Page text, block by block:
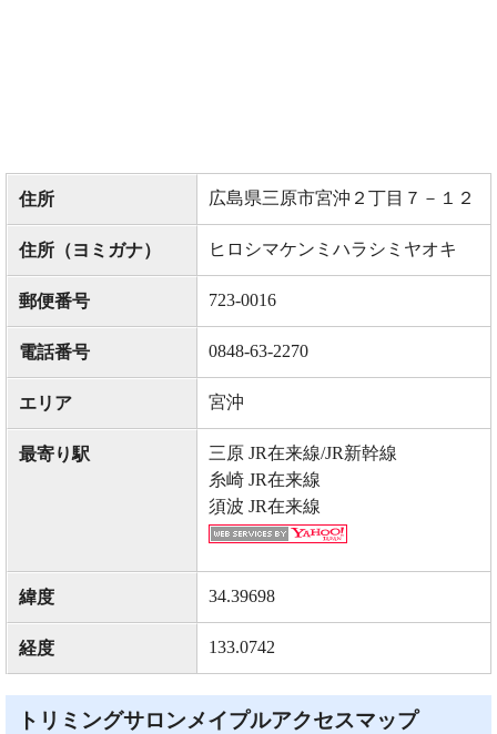
住所 広島県三原市宮沖２丁目７－１２
住所（ヨミガナ） ヒロシマケンミハラシミヤオキ
郵便番号 723-0016
電話番号 0848-63-2270
エリア 宮沖
最寄り駅
三原 JR在来線/JR新幹線
糸崎 JR在来線
須波 JR在来線
緯度 34.39698
経度 133.0742
トリミングサロンメイプルアクセスマップ